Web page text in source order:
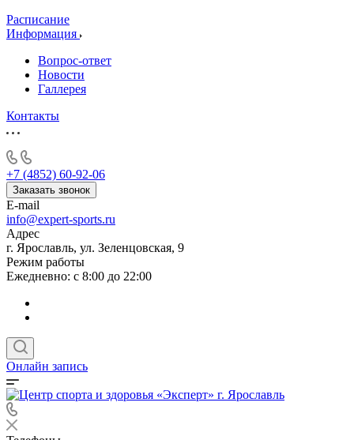
Расписание
Информация
Вопрос-ответ
Новости
Галлерея
Контакты
+7 (4852) 60-92-06
Заказать звонок
E-mail
info@expert-sports.ru
Адрес
г. Ярославль, ул. Зеленцовская, 9
Режим работы
Ежедневно: с 8:00 до 22:00
Онлайн запись